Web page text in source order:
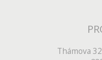
Thámova